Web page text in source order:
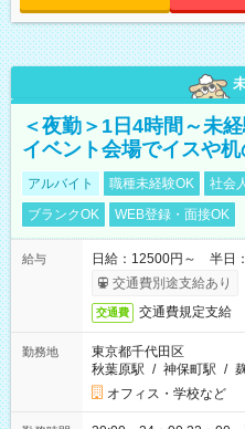
＜夜勤＞1日4時間～未
イベント会場でイスや
アルバイト 職種未経験OK 社会
ブランクOK
WEB登録・面接OK
給与
日給：12500円～ 半日
交通費別途支給あり
交通費 交通費規定支給
勤務地
東京都千代田区
秋葉原駅 / 神保町駅 /
オフィス・学校など